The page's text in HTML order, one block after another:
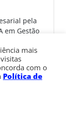
pela
em Gestão
e
a
MBA em
e
e gestão
à
mais
com o
Política de